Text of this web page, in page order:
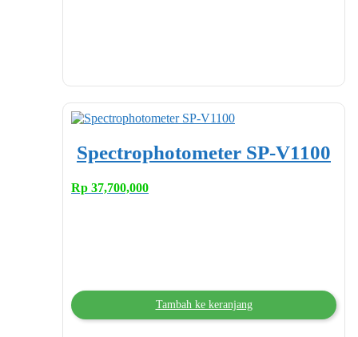
Spectrophotometer SP-V1100
Rp 37,700,000
Tambah ke keranjang